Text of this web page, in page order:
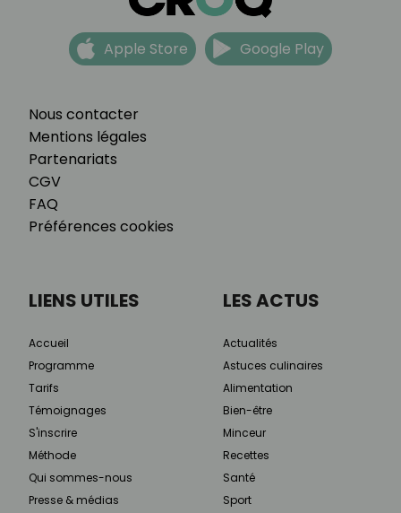
Nous contacter
Mentions légales
Partenariats
CGV
FAQ
Préférences cookies
Apple Store Google Play
LIENS UTILES
Accueil
Programme
Tarifs
Témoignages
S'inscrire
Méthode
Qui sommes-nous
Presse & médias
LES ACTUS
Actualités
Astuces culinaires
Alimentation
Bien-être
Minceur
Recettes
Santé
Sport